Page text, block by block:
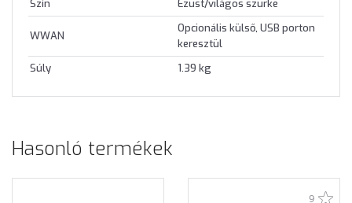
Szín
Ezüst/világos szürke
WWAN
Opcionális külső, USB porton
keresztül
Súly
1.39 kg
Hasonló termékek
9